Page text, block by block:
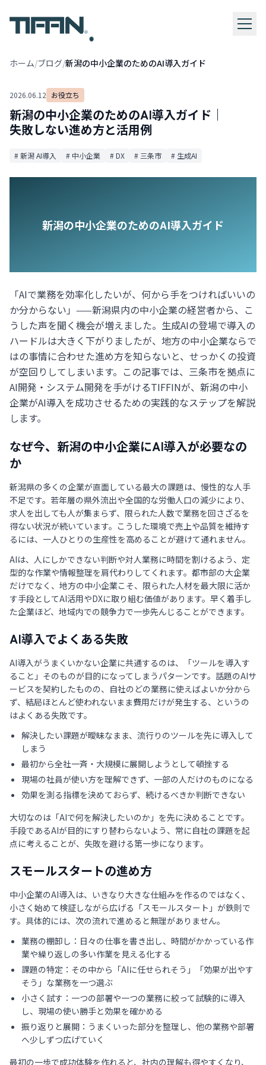
.
ホーム/ブログ/新潟の中小企業のためのAI導入ガイド
2026.06.12 お役立ち
新潟の中小企業のためのAI導入ガイド｜
失敗しない進め方と活用例
# 新潟 AI導入 # 中小企業 # DX # 三条市 # 生成AI
新潟の中小企業のためのAI導入ガイド
「AIで業務を効率化したいが、何から手をつければいいの
か分からない」——新潟県内の中小企業の経営者から、こ
うした声を聞く機会が増えました。生成AIの登場で導入の
ハードルは大きく下がりましたが、地方の中小企業ならで
はの事情に合わせた進め方を知らないと、せっかくの投資
が空回りしてしまいます。この記事では、三条市を拠点に
AI開発・システム開発を手がけるTIFFINが、新潟の中小
企業がAI導入を成功させるための実践的なステップを解説
します。
なぜ今、新潟の中小企業にAI導入が必要なの
か
新潟県の多くの企業が直面している最大の課題は、慢性的な人手
不足です。若年層の県外流出や全国的な労働人口の減少により、
求人を出しても人が集まらず、限られた人数で業務を回さざるを
得ない状況が続いています。こうした環境で売上や品質を維持す
るには、一人ひとりの生産性を高めることが避けて通れません。
AIは、人にしかできない判断や対人業務に時間を割けるよう、定
型的な作業や情報整理を肩代わりしてくれます。都市部の大企業
だけでなく、地方の中小企業こそ、限られた人材を最大限に活か
す手段としてAI活用やDXに取り組む価値があります。早く着手し
た企業ほど、地域内での競争力で一歩先んじることができます。
AI導入でよくある失敗
AI導入がうまくいかない企業に共通するのは、「ツールを導入す
ること」そのものが目的になってしまうパターンです。話題のAIサ
ービスを契約したものの、自社のどの業務に使えばよいか分から
ず、結局ほとんど使われないまま費用だけが発生する、というの
はよくある失敗です。
解決したい課題が曖昧なまま、流行りのツールを先に導入して
しまう
最初から全社一斉・大規模に展開しようとして頓挫する
現場の社員が使い方を理解できず、一部の人だけのものになる
効果を測る指標を決めておらず、続けるべきか判断できない
大切なのは「AIで何を解決したいのか」を先に決めることです。
手段であるAIが目的にすり替わらないよう、常に自社の課題を起
点に考えることが、失敗を避ける第一歩になります。
スモールスタートの進め方
中小企業のAI導入は、いきなり大きな仕組みを作るのではなく、
小さく始めて検証しながら広げる「スモールスタート」が鉄則で
す。具体的には、次の流れで進めると無理がありません。
業務の棚卸し：日々の仕事を書き出し、時間がかかっている作
業や繰り返しの多い作業を見える化する
課題の特定：その中から「AIに任せられそう」「効果が出やす
そう」な業務を一つ選ぶ
小さく試す：一つの部署や一つの業務に絞って試験的に導入
し、現場の使い勝手と効果を確かめる
振り返りと展開：うまくいった部分を整理し、他の業務や部署
へ少しずつ広げていく
最初の一歩で成功体験を作れると、社内の理解も得やすくなり、